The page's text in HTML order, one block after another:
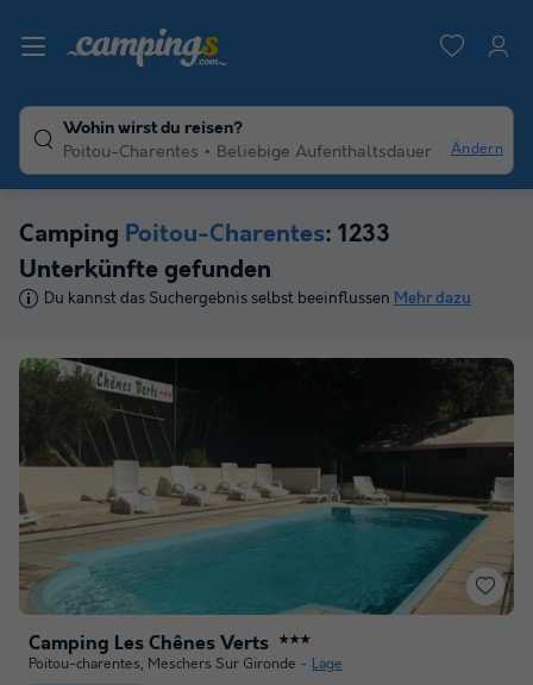
Wohin wirst du reisen?
Poitou-Charentes
Beliebige Aufenthaltsdauer Ändern
Camping Poitou-Charentes: 1233
Unterkünfte gefunden
Du kannst das Suchergebnis selbst beeinflussen Mehr dazu
Camping Les Chênes Verts ★★★
Poitou-charentes, Meschers Sur Gironde Lage